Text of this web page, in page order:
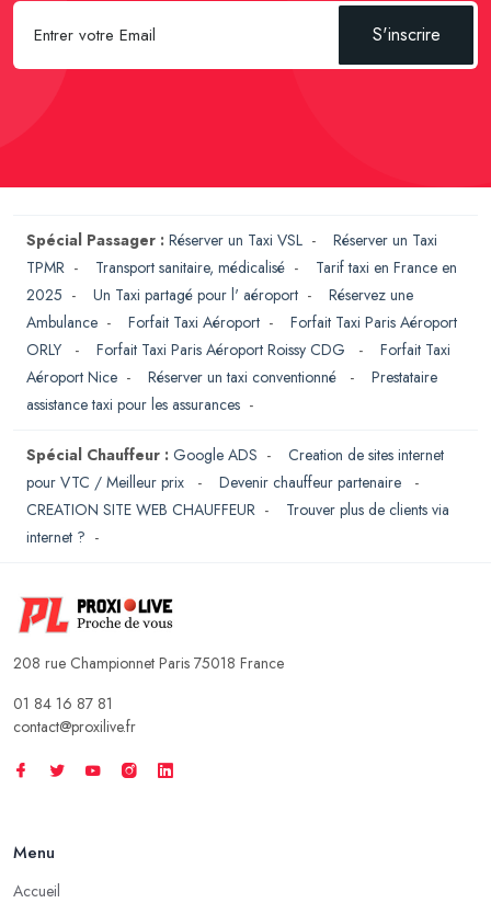
S'inscrire
Spécial Passager : Réserver un Taxi VSL - Réserver un Taxi
TPMR - Transport sanitaire, médicalisé - Tarif taxi en France en
2025 - Un Taxi partagé pour l' aéroport - Réservez une
Ambulance - Forfait Taxi Aéroport - Forfait Taxi Paris Aéroport
ORLY
- Forfait Taxi Paris Aéroport Roissy CDG - Forfait Taxi
Aéroport Nice - Réserver un taxi conventionné - Prestataire
assistance taxi pour les assurances -
Spécial Chauffeur : Google ADS - Creation de sites internet
pour VTC / Meilleur prix
- Devenir chauffeur partenaire
-
CREATION SITE WEB CHAUFFEUR - Trouver plus de clients via
internet ? -
208 rue Championnet Paris 75018 France
01 84 16 87 81
contact@proxilive.fr
Menu
Accueil